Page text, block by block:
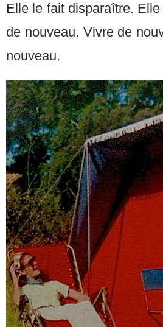
Elle le fait disparaître.
de nouveau. Vivre de
nouveau.